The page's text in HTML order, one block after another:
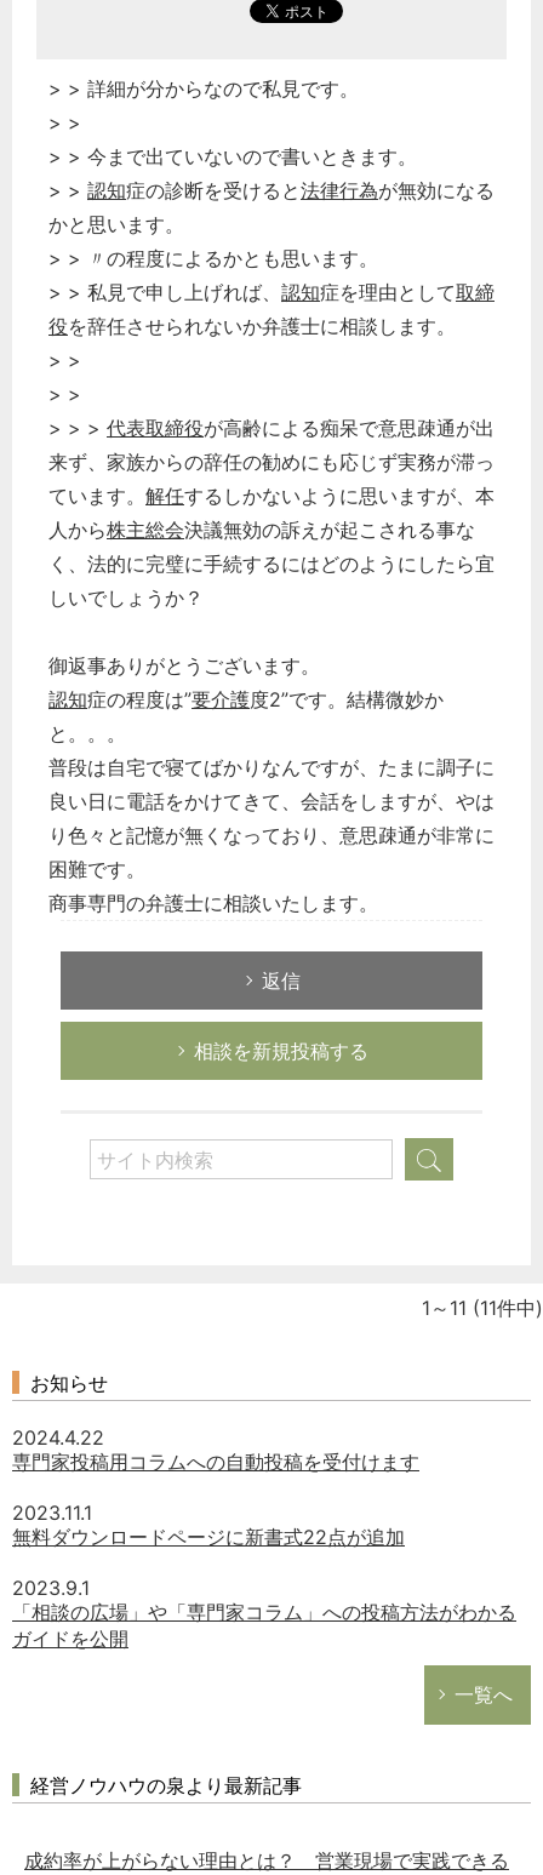
> > 詳細が分からなので私見です。
> >
> > 今まで出ていないので書いときます。
> > 認知症の診断を受けると法律行為が無効になる
かと思います。
> > 〃の程度によるかとも思います。
> > 私見で申し上げれば、 認知症を理由として取締
役を辞任させられないか弁護士に相談します。
> >
> >
> > > 代表取締役が高齢による痴呆で意思疎通が出
来ず、家族からの辞任の勧めにも応じず実務が滞っ
ています。 解任するしかないように思いますが、本
人から株主総会決議無効の訴えが起こされる事な
く、法的に完璧に手続するにはどのようにしたら宜
しいでしょうか？
御返事ありがとうございます。
認知症の程度は”要介護度2”です。結構微妙か
と。。。
普段は自宅で寝てばかりなんですが、たまに調子に
良い日に電話をかけてきて、会話をしますが、やは
り色々と記憶が無くなっており、意思疎通が非常に
困難です。
商事専門の弁護士に相談いたします。
返信
相談を新規投稿する
1～11 (11件中)
お知らせ
2024.4.22
専門家投稿用コラムへの自動投稿を受付けます
2023.11.1
無料ダウンロードページに新書式22点が追加
2023.9.1
「相談の広場」や「専門家コラム」への投稿方法がわかる
ガイドを公開
一覧へ
経営ノウハウの泉より最新記事
成約率が上がらない理由とは？ 営業現場で実践できる